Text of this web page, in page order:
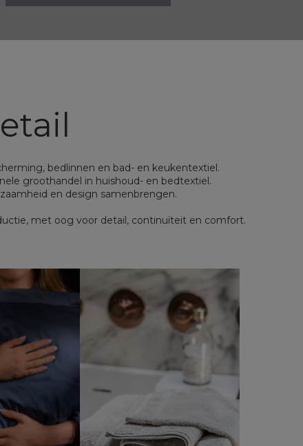
bedlinnen en bad- en keukentextiel.
groothandel in huishoud- en bedtextiel.
en design samenbrengen.
met oog voor detail, continuïteit en comfort.